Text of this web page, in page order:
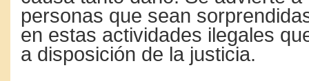
personas que sean
en estas actividades ilegales
a disposición de la justicia.